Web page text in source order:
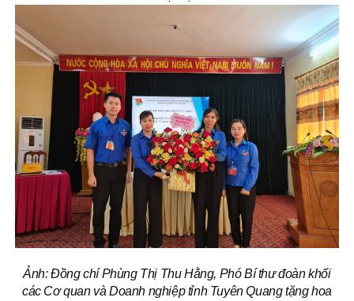
Ảnh: Đồng chí Phùng Thị Thu Hằng, Phó Bí thư đoàn khối
các Cơ quan và Doanh nghiệp tỉnh Tuyên Quang tặng hoa